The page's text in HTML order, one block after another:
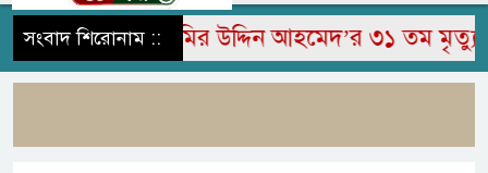
সংবাদ শিরোনাম ::
মরহুম জামির উদ্দিন আহমেদ’র ৩১ তম মৃত্যু